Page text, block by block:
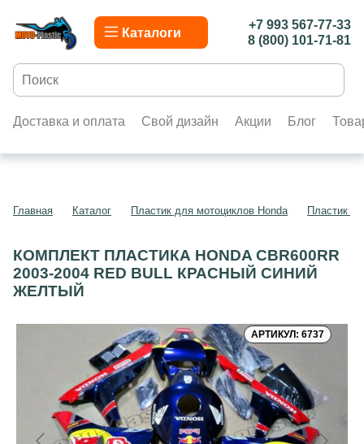
Каталоги
+7 993 567-77-33
8 (800) 101-71-81
Доставка и оплата Свой дизайн Акции Блог
Главная Каталог Пластик для мотоциклов Honda Пластик
КОМПЛЕКТ ПЛАСТИКА HONDA CBR600RR
2003-2004 RED BULL КРАСНЫЙ СИНИЙ
ЖЕЛТЫЙ
АРТИКУЛ: 6737